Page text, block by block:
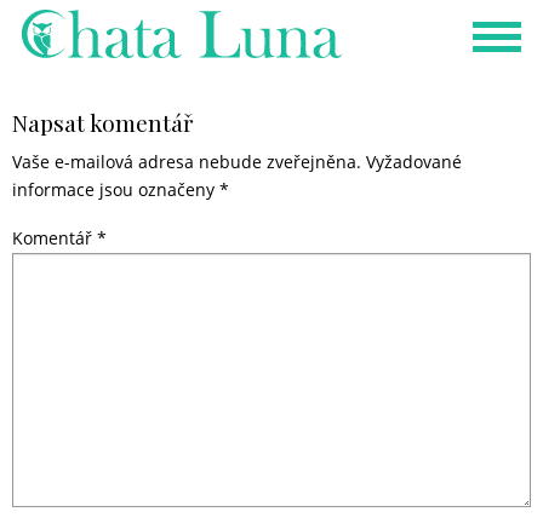
Napsat komentář
Vaše e-mailová adresa nebude zveřejněna. Vyžadované
informace jsou označeny *
Komentář *